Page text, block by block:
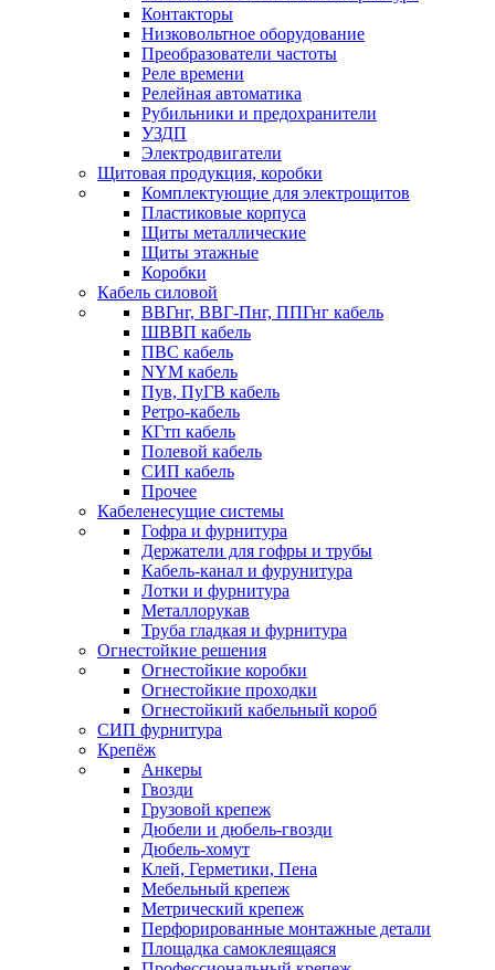
Контакторы
Низковольтное оборудование
Преобразователи частоты
Реле времени
Релейная автоматика
Рубильники и предохранители
УЗДП
Электродвигатели
Щитовая продукция, коробки
Комплектующие для электрощитов
Пластиковые корпуса
Щиты металлические
Щиты этажные
Коробки
Кабель силовой
ВВГнг, ВВГ-Пнг, ППГнг кабель
ШВВП кабель
ПВС кабель
NYM кабель
Пув, ПуГВ кабель
Ретро-кабель
КГтп кабель
Полевой кабель
СИП кабель
Прочее
Кабеленесущие системы
Гофра и фурнитура
Держатели для гофры и трубы
Кабель-канал и фурунитура
Лотки и фурнитура
Металлорукав
Труба гладкая и фурнитура
Огнестойкие решения
Огнестойкие коробки
Огнестойкие проходки
Огнестойкий кабельный короб
СИП фурнитура
Крепёж
Анкеры
Гвозди
Грузовой крепеж
Дюбели и дюбель-гвозди
Дюбель-хомут
Клей, Герметики, Пена
Мебельный крепеж
Метрический крепеж
Перфорированные монтажные детали
Площадка самоклеящаяся